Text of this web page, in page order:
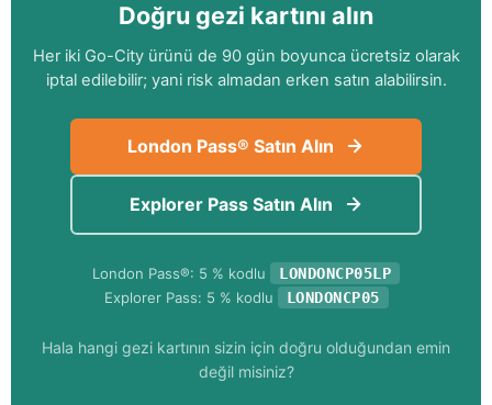
Doğru gezi kartını alın
Her iki Go-City ürünü de 90 gün boyunca ücretsiz olarak
iptal edilebilir; yani risk almadan erken satın alabilirsin.
London Pass® Satın Alın
Explorer Pass Satın Alın
London Pass®: 5 % kodlu
LONDONCP05LP
Explorer Pass: 5 % kodlu
LONDONCP05
Hala hangi gezi kartının sizin için doğru olduğundan emin
değil misiniz?